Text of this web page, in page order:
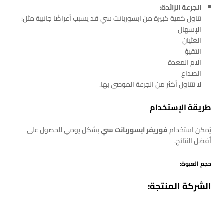
الجرعة الزائدة:
تناول كمية كبيرة من ابسوربانت سي قد يسبب أعراضًا جانبية مثل:
الإسهال
الغثيان
التقيؤ
آلام المعدة
الصداع
لا تتناول أكثر من الجرعة الموصى بها.
طريقة الإستخدام
يُمكن استخدامفوريفر ابسوربانت سيبشكل يومي للحصول على
أفضل النتائج.
حجم العبوة:
الشركة المنتجة: